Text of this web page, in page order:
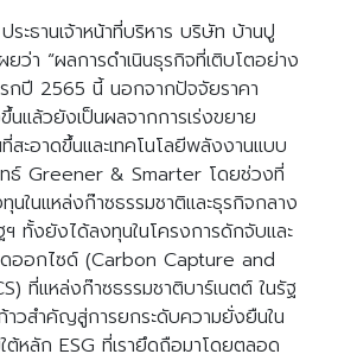
ะธานเจ้าหน้าที่บริหาร บริษัท บ้านปู
ยว่า “ผลการดำเนินธุรกิจที่เติบโตอย่าง
กปี 2565 นี้ นอกจากปัจจัยราคา
แล้วยังเป็นผลจากการเร่งขยาย
ะอาดขึ้นและเทคโนโลยีพลังงานแบบ
ทธ์ Greener & Smarter โดยช่วงที่
นในแหล่งก๊าซธรรมชาติและธุรกิจกลาง
ฯ ทั้งยังได้ลงทุนในโครงการดักจับและ
ดออกไซด์ (Carbon Capture and
ที่แหล่งก๊าซธรรมชาติบาร์เนตต์ ในรัฐ
วสำคัญสู่การยกระดับความยั่งยืนใน
ต้หลัก ESG ที่เรายึดถือมาโดยตลอด